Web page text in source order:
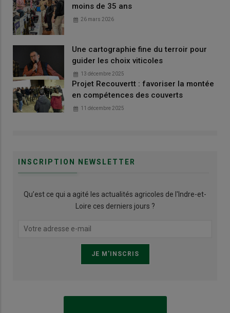
moins de 35 ans
26 mars 2026
Une cartographie fine du terroir pour
guider les choix viticoles
13 décembre 2025
Projet Recouvertt : favoriser la montée
en compétences des couverts
11 décembre 2025
INSCRIPTION NEWSLETTER
Qu’est ce qui a agité les actualités agricoles de l'Indre-et-
Loire ces derniers jours ?